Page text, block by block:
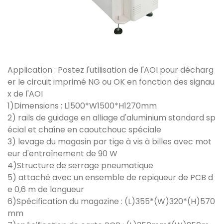
Application : Postez l'utilisation de l'AOI pour décharg
er le circuit imprimé NG ou OK en fonction des signau
x de l'AOI
1)Dimensions : L1500*W1500*H1270mm
2) rails de guidage en alliage d'aluminium standard sp
écial et chaîne en caoutchouc spéciale
3) levage du magasin par tige à vis à billes avec mot
eur d'entraînement de 90 W
4)Structure de serrage pneumatique
5) attaché avec un ensemble de repiqueur de PCB d
e 0,6 m de longueur
6)Spécification du magazine : (L)355*(W)320*(H)570
mm